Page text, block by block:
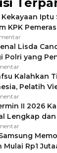
Iptu
KPK
Lisda
Polri yang
Brigjen
Kalahkan
Pelatih
Pakai
II 2026
Lengkap dan
Tidak
Mulai Rp1